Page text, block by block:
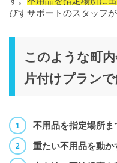
びすサポートのスタッフ
このような町
片付けプランで
不用品を指定場所ま
重たい不用品を動か